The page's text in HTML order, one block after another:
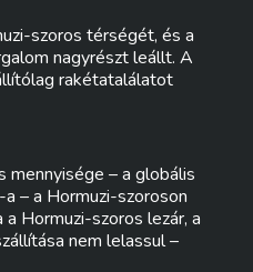
szoros térségét, és a
nagyrészt leállt. A
rakétatalálatot
– a globális
– a Hormuzi-szoroson
Hormuzi-szoros lezár, a
nem lelassul –